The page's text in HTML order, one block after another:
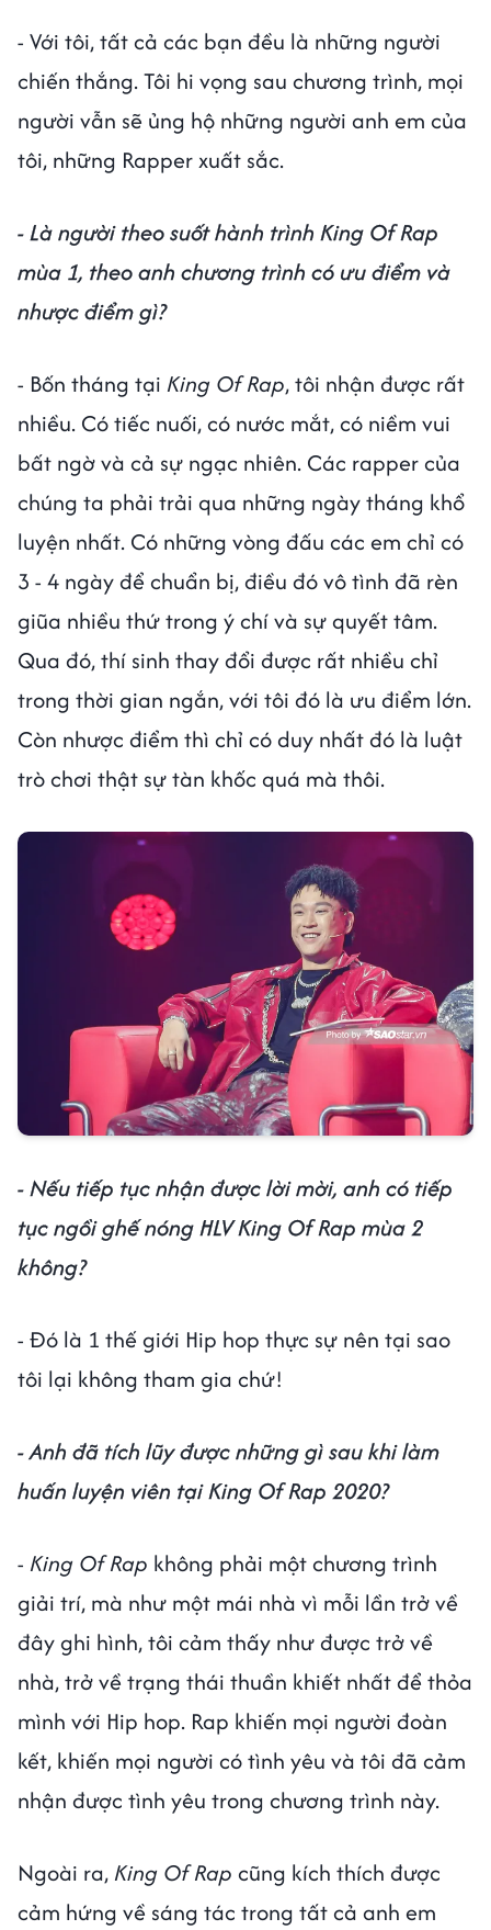
- Với tôi, tất cả các bạn đều là những người
chiến thắng. Tôi hi vọng sau chương trình, mọi
người vẫn sẽ ủng hộ những người anh em của
tôi, những Rapper xuất sắc.
- Là người theo suốt hành trình King Of Rap
mùa 1, theo anh chương trình có ưu điểm và
nhược điểm gì?
- Bốn tháng tại King Of Rap, tôi nhận được rất
nhiều. Có tiếc nuối, có nước mắt, có niềm vui
bất ngờ và cả sự ngạc nhiên. Các rapper của
chúng ta phải trải qua những ngày tháng khổ
luyện nhất. Có những vòng đấu các em chỉ có
3 - 4 ngày để chuẩn bị, điều đó vô tình đã rèn
giũa nhiều thứ trong ý chí và sự quyết tâm.
Qua đó, thí sinh thay đổi được rất nhiều chỉ
trong thời gian ngắn, với tôi đó là ưu điểm lớn.
Còn nhược điểm thì chỉ có duy nhất đó là luật
trò chơi thật sự tàn khốc quá mà thôi.
- Nếu tiếp tục nhận được lời mời, anh có tiếp
tục ngồi ghế nóng HLV King Of Rap mùa 2
không?
- Đó là 1 thế giới Hip hop thực sự nên tại sao
tôi lại không tham gia chứ!
- Anh đã tích lũy được những gì sau khi làm
huấn luyện viên tại King Of Rap 2020?
- King Of Rap không phải một chương trình
giải trí, mà như một mái nhà vì mỗi lần trở về
đây ghi hình, tôi cảm thấy như được trở về
nhà, trở về trạng thái thuần khiết nhất để thỏa
mình với Hip hop. Rap khiến mọi người đoàn
kết, khiến mọi người có tình yêu và tôi đã cảm
nhận được tình yêu trong chương trình này.
Ngoài ra, King Of Rap cũng kích thích được
cảm hứng về sáng tác trong tất cả anh em